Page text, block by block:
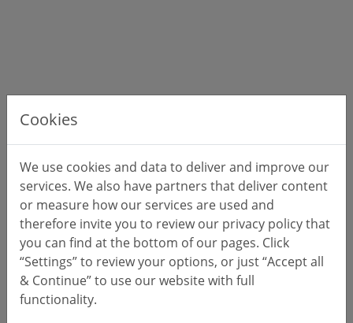
Cookies
We use cookies and data to deliver and improve our
services. We also have partners that deliver content
or measure how our services are used and
therefore invite you to review our privacy policy that
you can find at the bottom of our pages. Click
“Settings” to review your options, or just “Accept all
& Continue” to use our website with full
functionality.